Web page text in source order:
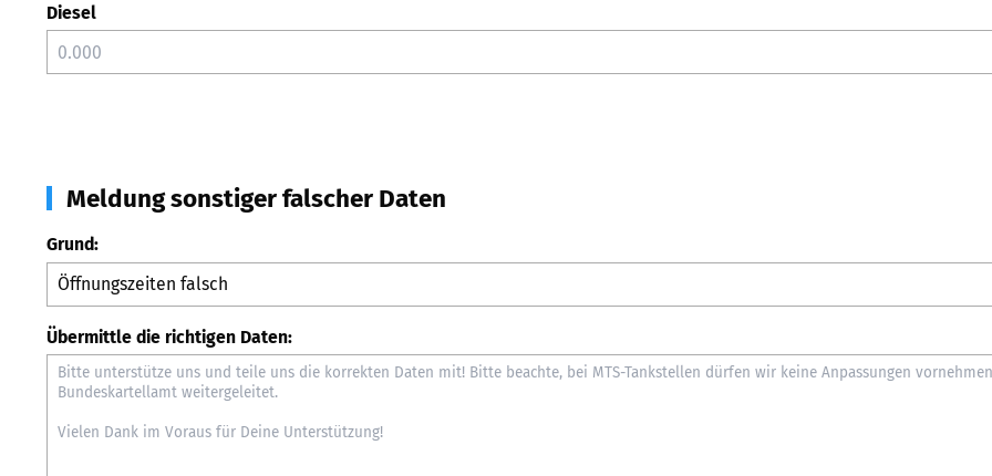
Diesel
Meldung sonstiger falscher Daten
Grund:
Übermittle die richtigen Daten: